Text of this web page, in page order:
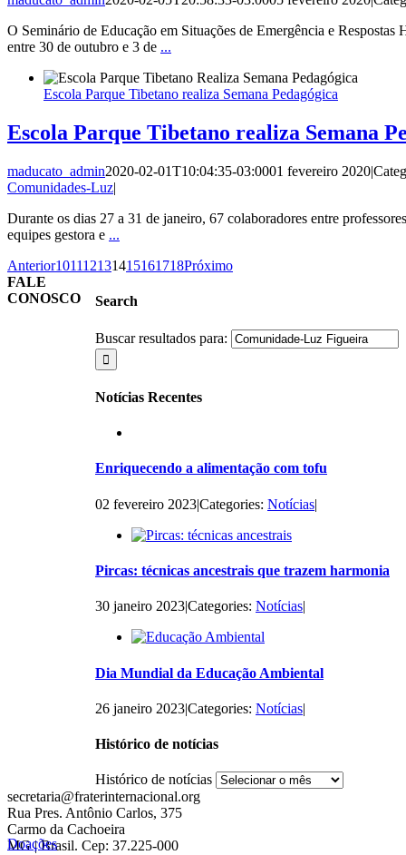
O Seminário de Educação em Situações de Emergência e Respostas
entre 30 de outubro e 3 de ...
Escola Parque Tibetano realiza Semana Pedagógica
Escola Parque Tibetano realiza Semana
maducato_admin2020-02-01T10:04:35-03:0001 fevereiro 2020|
Comunidades-Luz|
Durante os dias 27 a 31 de janeiro, 67 colaboradores entre
equipes gestora e ...
Anterior101112131415161718Próximo
Search
Buscar resultados para:
Notícias Recentes
Enriquecendo a alimentação com tofu
02 fevereiro 2023|Categories: Notícias|
Pircas: técnicas ancestrais que trazem harmonia
30 janeiro 2023|Categories: Notícias|
Dia Mundial da Educação Ambiental
26 janeiro 2023|Categories: Notícias|
Histórico de notícias
Histórico de notícias
FALE
CONOSCO
secretaria@fraterinternacional.org
Rua Pres. Antônio Carlos, 375
Carmo da Cachoeira
MG | Brasil. Cep: 37.225-000
Doações